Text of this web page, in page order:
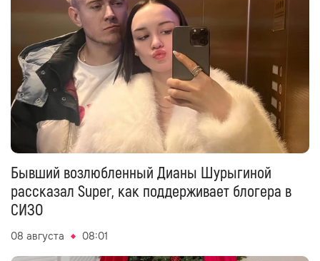
Бывший возлюбленный Дианы Шурыгиной
рассказал Super, как поддерживает блогера в
СИЗО
08 августа 08:01